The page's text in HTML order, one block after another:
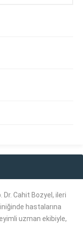
Dr. Cahit Bozyel, ileri
hastalarına
uzman ekibiyle,